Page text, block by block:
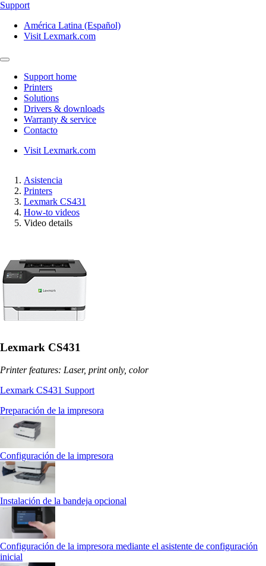
Support
América Latina (Español)
Visit Lexmark.com
Support home
Printers
Solutions
Drivers & downloads
Warranty & service
Contacto
Visit Lexmark.com
Asistencia
Printers
Lexmark CS431
How-to videos
Video details
Lexmark CS431
Printer features: Laser, print only, color
Lexmark CS431 Support
Preparación de la impresora
Configuración de la impresora
Instalación de la bandeja opcional
Configuración de la impresora mediante el asistente de configuración
inicial